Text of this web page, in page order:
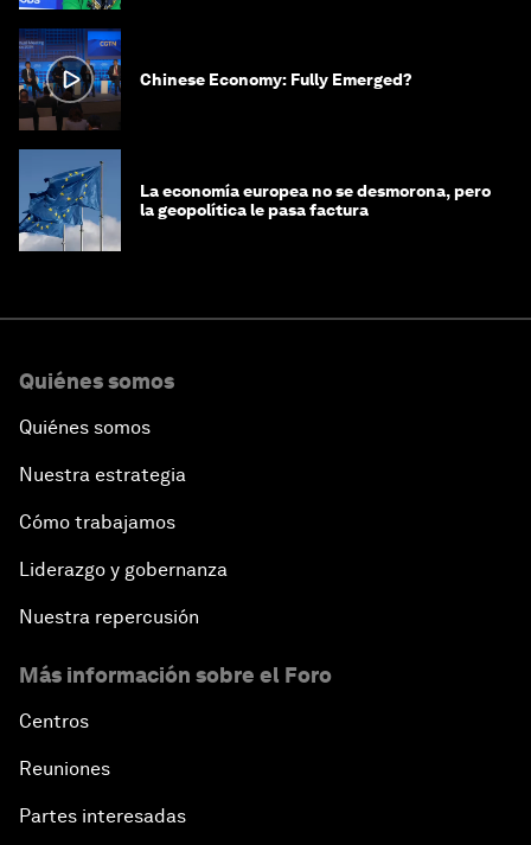
Chinese Economy: Fully Emerged?
La economía europea no se desmorona, pero
la geopolítica le pasa factura
Quiénes somos
Quiénes somos
Nuestra estrategia
Cómo trabajamos
Liderazgo y gobernanza
Nuestra repercusión
Más información sobre el Foro
Centros
Reuniones
Partes interesadas